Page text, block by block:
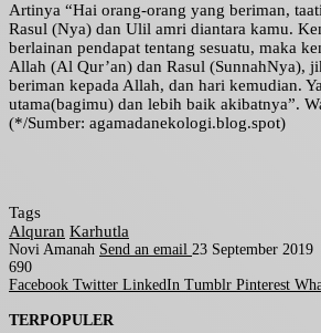
Artinya “Hai orang-orang yang beriman,
Rasul (Nya) dan Ulil amri diantara kamu.
berlainan pendapat tentang sesuatu, maka
Allah (Al Qur’an) dan Rasul (SunnahNya),
beriman kepada Allah, dan hari kemudian.
utama(bagimu) dan lebih baik akibatnya”.
(*/Sumber: agamadanekologi.blog.spot)
Tags
Alquran Karhutla
Novi Amanah Send an email 23 September 2019
690
Facebook Twitter LinkedIn Tumblr Pinterest
TERPOPULER